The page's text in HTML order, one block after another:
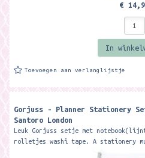
€
In
Toevoegen aan verlanglijstje
Gorjuss - Planner Stationery
Santoro London
Leuk Gorjuss setje met
rolletjes washi tape. A stationery